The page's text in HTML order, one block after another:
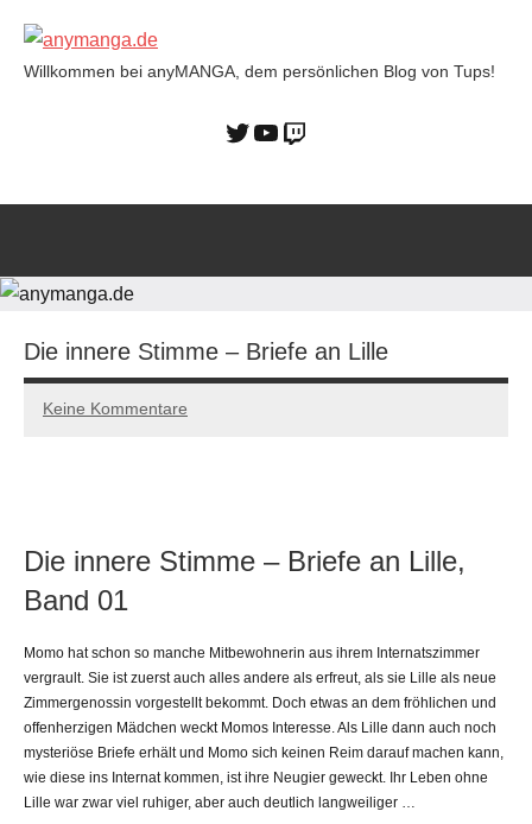
Willkommen bei anyMANGA, dem persönlichen Blog von Tups!
Die innere Stimme – Briefe an Lille
21/11/2022
Tups
Keine Kommentare
Die innere Stimme – Briefe an Lille,
Band 01
Momo hat schon so manche Mitbewohnerin aus ihrem Internatszimmer
vergrault. Sie ist zuerst auch alles andere als erfreut, als sie Lille als neue
Zimmergenossin vorgestellt bekommt. Doch etwas an dem fröhlichen und
offenherzigen Mädchen weckt Momos Interesse. Als Lille dann auch noch
mysteriöse Briefe erhält und Momo sich keinen Reim darauf machen kann,
wie diese ins Internat kommen, ist ihre Neugier geweckt. Ihr Leben ohne
Lille war zwar viel ruhiger, aber auch deutlich langweiliger …